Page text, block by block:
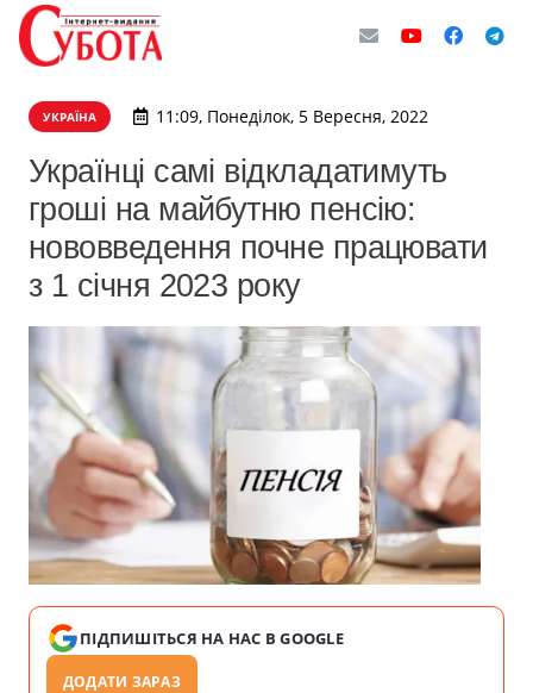
УКРАЇНА 11:09, Понеділок, 5 Вересня, 2022
Українці самі відкладатимуть
гроші на майбутню пенсію:
нововведення почне працювати
з 1 січня 2023 року
ПІДПИШІТЬСЯ НА НАС В GOOGLE
ДОДАТИ ЗАРАЗ